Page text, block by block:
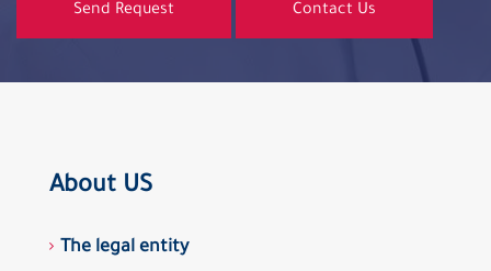
Send Request Contact Us
About US
The legal entity